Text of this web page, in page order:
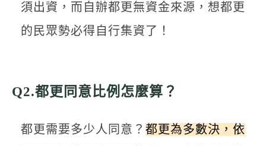
須出資，而自辦都更無資金來源，想都更
的民眾勢必得自行集資了！
Q2.都更同意比例怎麼算？
都更需要多少人同意？ 都更為多數決，依